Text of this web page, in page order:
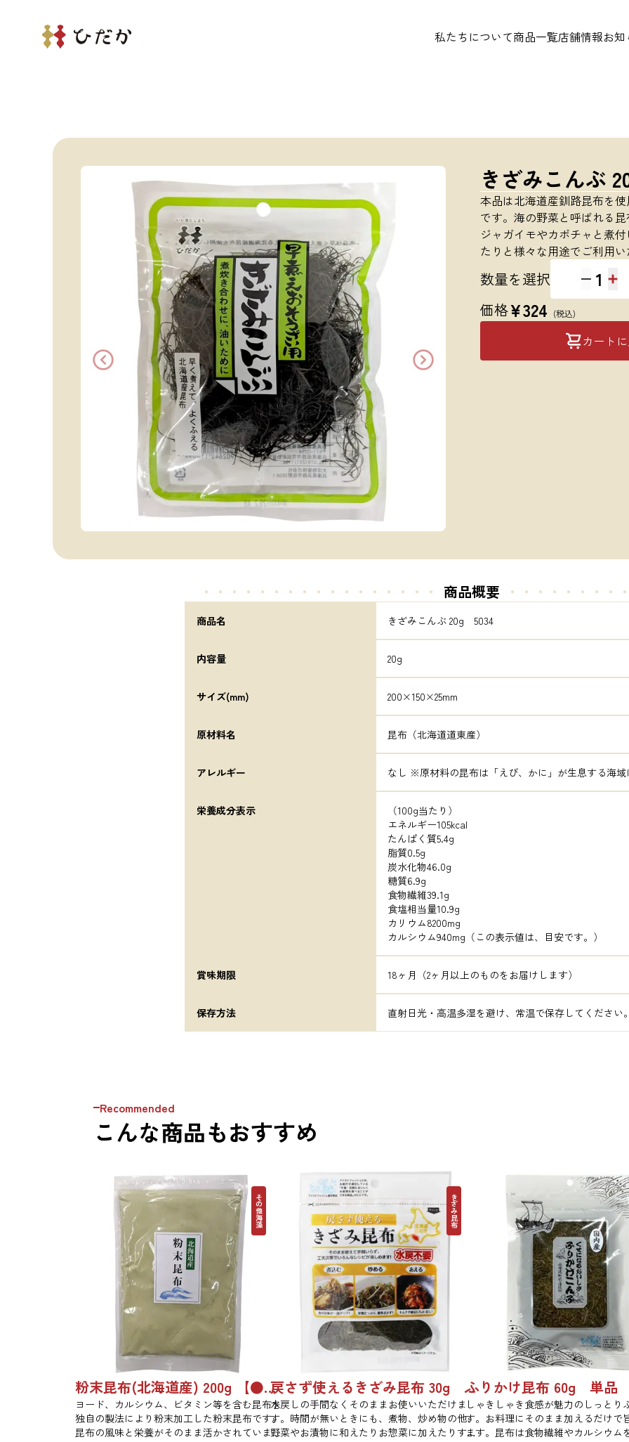
私たちについて商品一覧店舗情報お
きざみこんぶ
本品は北海道産釧路昆布を
です。海の野菜と呼ばれる
ジャガイモやカボチャと煮
たりと様々な用途でご利用い
数量を選択 1
価格¥324 (税込)
カート
・・・・・ ・・・・・・・・・・・・ 商品概要 ・・・・・ ・・・
商品名 きざみこんぶ 20g　5034
内容量 20g
サイズ(mm) 200×150×25mm
原材料名 昆布（北海道道東産）
アレルギー なし ※原材料の昆布は「えび、かに」が生息する海域
栄養成分表示
（100g当たり）
エネルギー105kcal
たんぱく質5.4g
脂質0.5g
炭水化物46.0g
糖質6.9g
食物繊維39.1g
食塩相当量10.9g
カリウム8200mg
カルシウム940mg（この表示値は、目安です。）
賞味期限 18ヶ月（2ヶ月以上のものをお届けします）
保存方法 直射日光・高温多湿を避け、常温で保存してください。
Recommended
こんな商品もおすすめ
その他海藻
粉末昆布(北海道産) 200g 【●受注生産品】6742
ヨード、カルシウム、ビタミン等を含む昆布を
独自の製法により粉末加工した粉末昆布です。
昆布の風味と栄養がそのまま活かされていま
きざみ昆布
戻さず使えるきざみ昆布 30g 5027
水戻しの手間なくそのままお使いいただけま
す。時間が無いときにも、煮物、炒め物の他、
野菜やお漬物に和えたりお惣菜に加えたりする
しゃきしゃき食感が魅力のしっとり
す。お料理にそのまま加えるだけで
ます。昆布は食物繊維やカルシウム